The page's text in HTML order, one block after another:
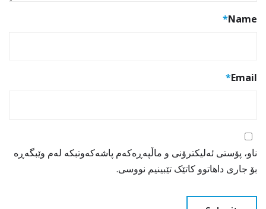
Name
*
Email
*
ناو، پۆستی ئەلیکترۆنی و ماڵپەڕەکەم پاشەکەوتبکە لەم وێبگەڕە
بۆ جاری داهاتوو کاتێک تێبینیم نووسی.